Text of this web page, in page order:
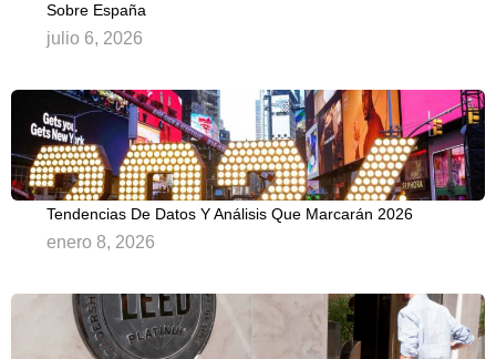
Sobre España
julio 6, 2026
Tendencias De Datos Y Análisis Que Marcarán 2026
enero 8, 2026